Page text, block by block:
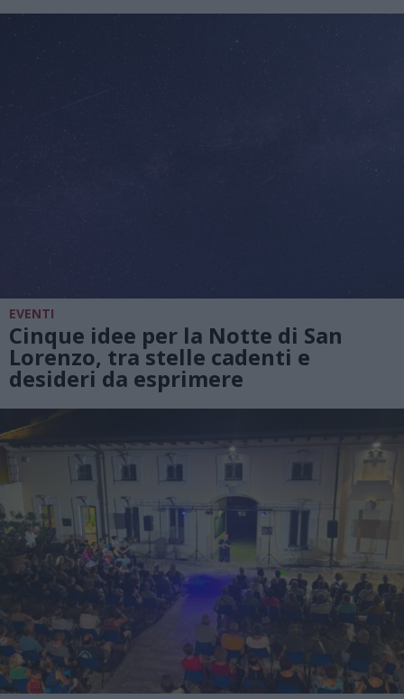
EVENTI
Cinque idee per la Notte di San
Lorenzo, tra stelle cadenti e
desideri da esprimere